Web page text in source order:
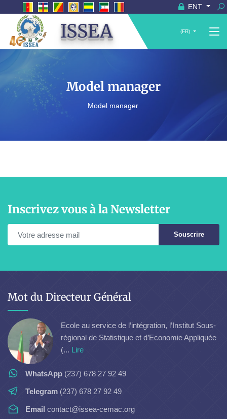
ENT
ISSEA (FR)
Model manager
Model manager
Inscrivez vous à la Newsletter
Souscrire
Mot du Directeur Général
Ecole au service de l’intégration, l’Institut Sous-
régional de Statistique et d’Economie Appliquée
(... Lire
WhatsApp (237) 678 27 92 49
Telegram (237) 678 27 92 49
Email contact@issea-cemac.org